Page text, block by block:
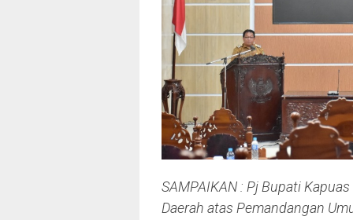
SAMPAIKAN : Pj Bupati
Daerah atas Pemandangan